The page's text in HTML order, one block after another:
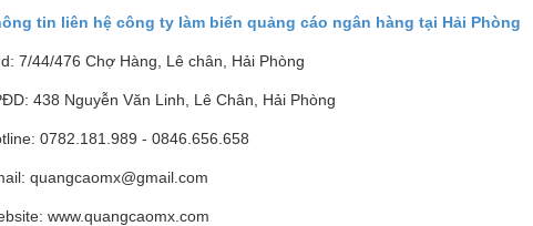
tin liên hệ công ty làm biển quảng cáo ngân hàng tại Hải Phòng
7/44/476 Chợ Hàng, Lê chân, Hải Phòng
438 Nguyễn Văn Linh, Lê Chân, Hải Phòng
0782.181.989 - 0846.656.658
quangcaomx@gmail.com
www.quangcaomx.com